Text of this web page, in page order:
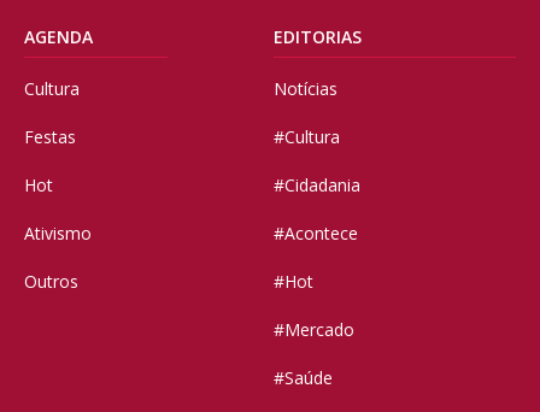
AGENDA
Cultura
Festas
Hot
Ativismo
Outros
EDITORIAS
Notícias
#Cultura
#Cidadania
#Acontece
#Hot
#Mercado
#Saúde